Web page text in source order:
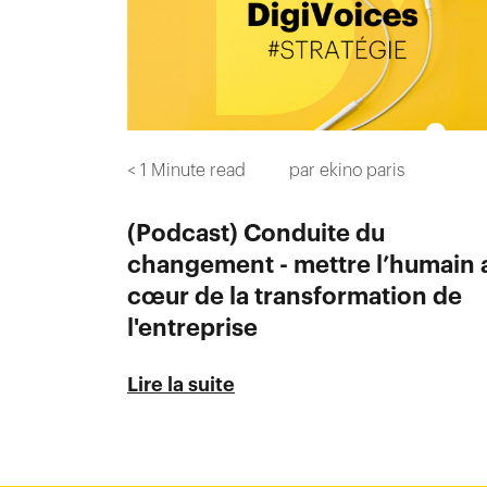
< 1 Minute read par ekino paris
(Podcast) Conduite du
changement - mettre l’humain
cœur de la transformation de
l'entreprise
Lire la suite